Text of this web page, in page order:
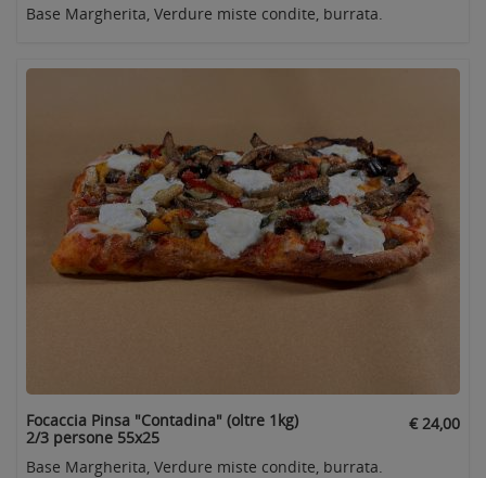
Base Margherita, Verdure miste condite, burrata.
Focaccia Pinsa "Contadina" (oltre 1kg)
2/3 persone 55x25
€ 24,00
Base Margherita, Verdure miste condite, burrata.